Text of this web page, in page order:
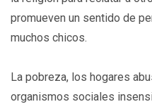
promueven un sentido de
muchos chicos.
La pobreza, los hogares
organismos sociales